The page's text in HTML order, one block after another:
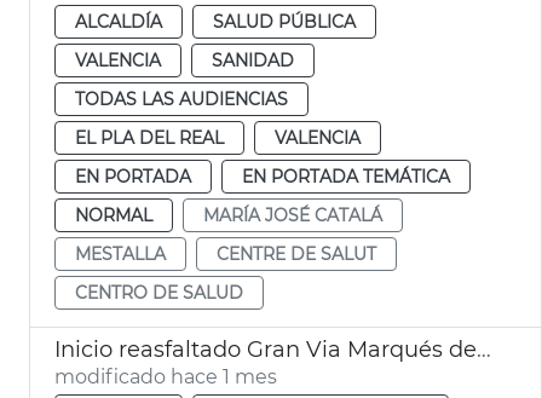
ALCALDÍA
SALUD PÚBLICA
VALENCIA
SANIDAD
TODAS LAS AUDIENCIAS
EL PLA DEL REAL
VALENCIA
EN PORTADA
EN PORTADA TEMÁTICA
NORMAL
MARÍA JOSÉ CATALÁ
MESTALLA
CENTRE DE SALUT
CENTRO DE SALUD
Inicio reasfaltado Gran Via Marqués del Túria
modificado hace 1 mes